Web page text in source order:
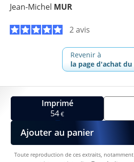
Jean-Michel MUR
2 avis
Revenir à
la page d'achat
Imprimé
54€
Ajouter au panier
Toute reproduction de ces extraits,